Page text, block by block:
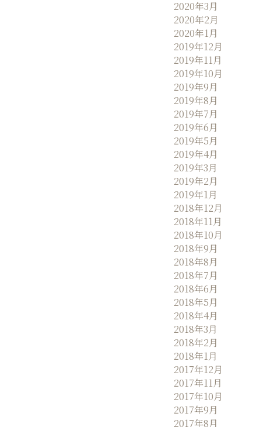
2020年3月
2020年2月
2020年1月
2019年12月
2019年11月
2019年10月
2019年9月
2019年8月
2019年7月
2019年6月
2019年5月
2019年4月
2019年3月
2019年2月
2019年1月
2018年12月
2018年11月
2018年10月
2018年9月
2018年8月
2018年7月
2018年6月
2018年5月
2018年4月
2018年3月
2018年2月
2018年1月
2017年12月
2017年11月
2017年10月
2017年9月
2017年8月